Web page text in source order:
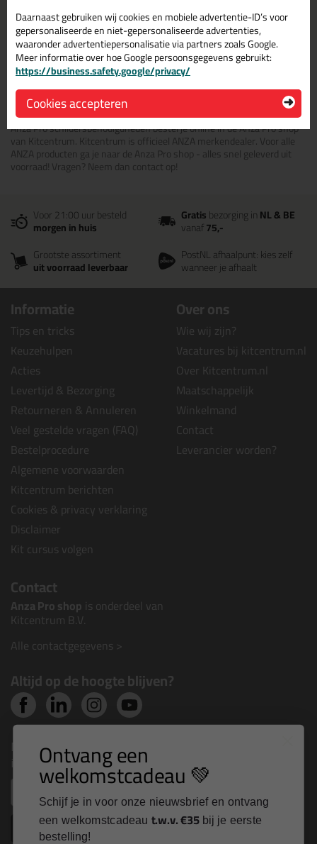
Alle ANZA producten bij
je officiële ANZA dealer
Anza Pro schildersbenodigdheden bestel je online in de Anza Pro shop
van Kitcentrum. Kitcentrum is officieel ANZA merkendealer. Voor alle
ANZA producten ga je naar de Anza Pro shop - alles snel geleverd uit
voorraad! Vragen? Neem dan contact op!
Voor 21:00 uur besteld
morgen in huis
Gratisbezorging inNL & BE
vanaf75,-
Grootste assortiment
uit voorraad leverbaar
PostNL afhaalpunt: kies zelf
wanneer je afhaalt
Informatie
Tips en tricks
Keuzehulpen
Acties
Levertijd & Bezorging
Retourneren & Annuleren
Veel gestelde vragen (FAQ)
Bestelprocedure
Algemene voorwaarden
Kitcentrum berichten
Cookies & privacy verklaring
Disclaimer
Kit cursus volgen
Over ons
Wie wij zijn?
Vacatures bij kitcentrum.nl
Over Kitcentrum.nl
Maatschappelijk
Winkelmand
Contact
Leverancier worden?
Contact
Anza Pro shop is onderdeel van
Kitcentrum B.V.
Alle contactgegevens >
Altijd op de hoogte blijven?
Nieuws, tips en exclusieve deals rechtstreeks in je
inbox
Inschrijven
Daarnaast gebruiken wij cookies en mobiele advertentie-ID’s voor
gepersonaliseerde en niet-gepersonaliseerde advertenties,
waaronder advertentiepersonalisatie via partners zoals Google.
Meer informatie over hoe Google persoonsgegevens gebruikt:
https://business.safety.google/privacy/
Cookies accepteren
Ontvang een
welkomstcadeau 💚
Schijf je in voor onze nieuwsbrief en ontvang
een welkomstcadeau t.w.v. €35 bij je eerste
bestelling!